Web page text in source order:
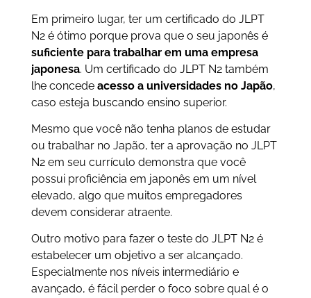
Em primeiro lugar, ter um certificado do JLPT
N2 é ótimo porque prova que o seu japonês é
suficiente para trabalhar em uma empresa
japonesa. Um certificado do JLPT N2 também
lhe concede acesso a universidades no Japão,
caso esteja buscando ensino superior.
Mesmo que você não tenha planos de estudar
ou trabalhar no Japão, ter a aprovação no JLPT
N2 em seu currículo demonstra que você
possui proficiência em japonês em um nível
elevado, algo que muitos empregadores
devem considerar atraente.
Outro motivo para fazer o teste do JLPT N2 é
estabelecer um objetivo a ser alcançado.
Especialmente nos níveis intermediário e
avançado, é fácil perder o foco sobre qual é o